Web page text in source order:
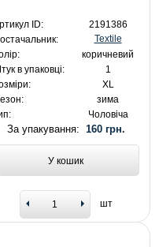
ID:
2191386
Textile
коричневий
в упаковці:
1
XL
зима
Чоловіча
За упакування: 160 грн.
У кошик
шт